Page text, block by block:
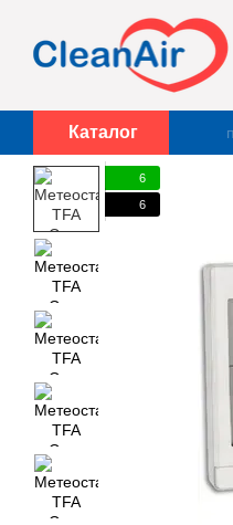
Перейти к основному контенту
Каталог
6
6